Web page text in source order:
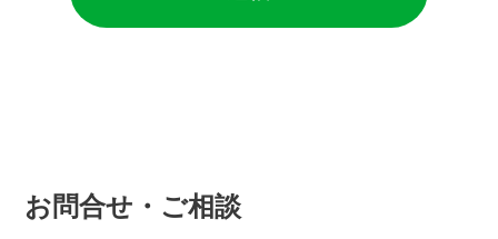
お問合せ・ご相談